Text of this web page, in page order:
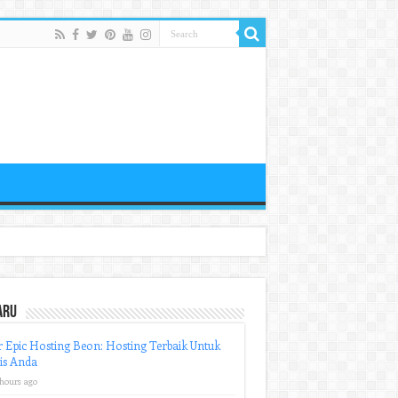
Epic Hosting Beon: Hosting Terbaik Untuk
Anda
ago